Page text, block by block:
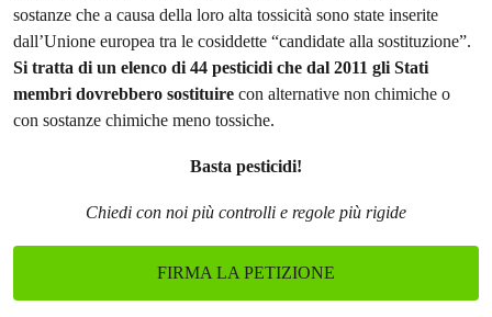
sostanze che a causa della loro alta tossicità sono state inserite
dall’Unione europea tra le cosiddette “candidate alla sostituzione”.
Si tratta di un elenco di 44 pesticidi che dal 2011 gli Stati
membri dovrebbero sostituire con alternative non chimiche o
con sostanze chimiche meno tossiche.
Basta pesticidi!
Chiedi con noi più controlli e regole più rigide
FIRMA LA PETIZIONE